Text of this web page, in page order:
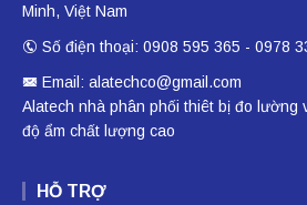
Minh, Việt Nam
Số điện thoại: 0908 595 365 - 0978
Email: alatechco@gmail.com
Alatech nhà phân phối thiêt bị đo lường
độ ẩm chất lượng cao
HỖ TRỢ